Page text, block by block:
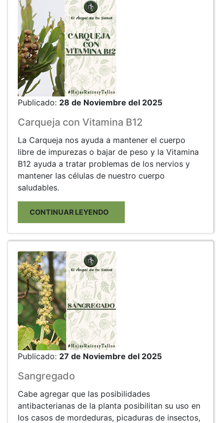
Publicado: 28 de Noviembre del 2025
Carqueja con Vitamina B12
La Carqueja nos ayuda a mantener el cuerpo
libre de impurezas o bajar de peso y la Vitamina
B12 ayuda a tratar problemas de los nervios y
mantener las células de nuestro cuerpo
saludables.
CONTINUAR LEYENDO
Publicado: 27 de Noviembre del 2025
Sangregado
Cabe agregar que las posibilidades
antibacterianas de la planta posibilitan su uso en
los casos de mordeduras, picaduras de insectos,